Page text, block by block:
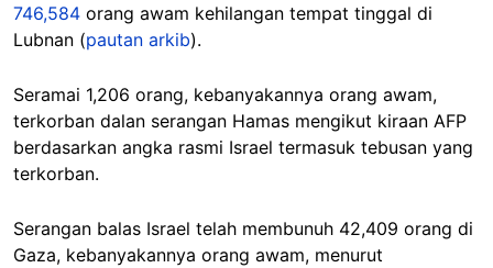
746,584 orang awam kehilangan tempat tinggal di
Lubnan (pautan arkib).
Seramai 1,206 orang, kebanyakannya orang awam,
terkorban dalan serangan Hamas mengikut kiraan AFP
berdasarkan angka rasmi Israel termasuk tebusan yang
terkorban.
Serangan balas Israel telah membunuh 42,409 orang di
Gaza, kebanyakannya orang awam, menurut